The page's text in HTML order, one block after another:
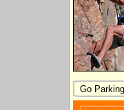
Go Parking